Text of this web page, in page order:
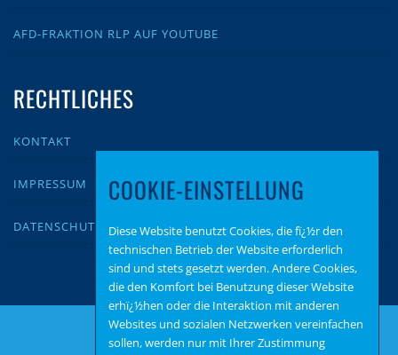
AFD-FRAKTION RLP AUF YOUTUBE
RECHTLICHES
KONTAKT
IMPRESSUM
DATENSCHUTZ
COOKIE-EINSTELLUNG
Diese Website benutzt Cookies, die fï¿½r den
technischen Betrieb der Website erforderlich
sind und stets gesetzt werden. Andere Cookies,
die den Komfort bei Benutzung dieser Website
erhï¿½hen oder die Interaktion mit anderen
Websites und sozialen Netzwerken vereinfachen
sollen, werden nur mit Ihrer Zustimmung